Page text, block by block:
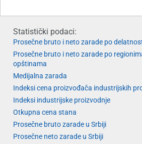
Statistički podaci:
Prosečne bruto i neto zarade po
Prosečne bruto i neto zarade po
opštinama
Medijalna zarada
Indeksi cena proizvođača industrijskih
Indeksi industrijske proizvodnje
Otkupna cena stana
Prosečne bruto zarade u Srbiji
Prosečne neto zarade u Srbiji